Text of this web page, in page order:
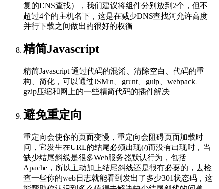
复的DNS查找），我们建议将组件分别放到2个，但不
超过4个的主机名下，这是在减少DNS查找河允许高度
并行下载之间做出的很好的权衡
精简Javascript
精简Javascript 通过代码的混淆、清除空白、代码的重
构、简化，可以通过JSMin、grunt、gulp、webpack、
gzip压缩和网上的一些精简代码的插件解决
避免重定向
重定向会使你的页面变慢，重定向会阻碍页面加载时
间，它发生在URL的结尾必须出现(/)而没有出现时，当
缺少结尾斜线是很多Web服务器默认行为，包括
Apache，所以主动加上结尾斜线还是很有必要的，去检
查一些你的web日志就能看到发出了多少301状态码，这